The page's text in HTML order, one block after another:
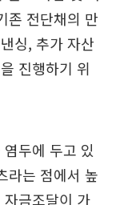
존 전단채의 만
싱, 추가 자산
진행하기 위
두에 두고 있
라는 점에서 높
금조달이 가